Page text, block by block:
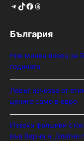
Telegram TikTok Facebook Threads
България
Нов минен ловец за
годината
Левът изчезва от
цените само в евро
Иззеха фалшиви
във Варна и „Златни